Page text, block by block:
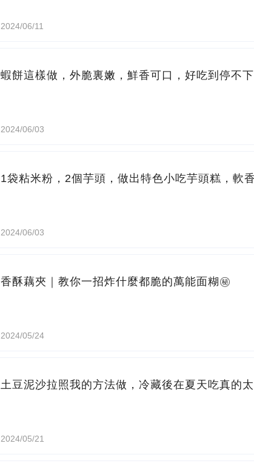
2024/06/11
蝦餅這樣做，外脆裏嫩，鮮香可口，好吃到停不
2024/06/03
1袋粘米粉，2個芋頭，做出特色小吃芋頭糕，軟
2024/06/03
香酥藕夾｜教你一招炸什麼都脆的萬能面糊㊙️
2024/05/24
土豆泥沙拉照我的方法做，冷藏後在夏天吃真的
2024/05/21